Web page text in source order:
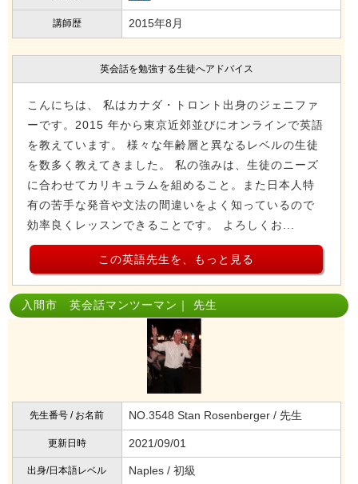
講師歴 2015年8月
英会話を勉強する生徒へアドバイス
こんにちは、 私はカナダ・トロント出身のジェニファ
ーです。2015 年から東京近郊並びにオンラインで英語
を教えています。 様々な年齢層と異なるレベルの生徒
を数多く教えてきました。 私の強みは、生徒のニーズ
に合わせてカリキュラムを組めること。また日本人特
有の苦手な発音や文法の間違いをよく知っているので
効率良くレッスンできることです。 よろしくお...
この英語先生を、もっと見る
入間市 英会話マンツーマン｜ 先生
先生番号 / お名前 NO.3548 Stan Rosenberger / 先生
更新日時 2021/09/01
出身/日本語レベル Naples / 初級